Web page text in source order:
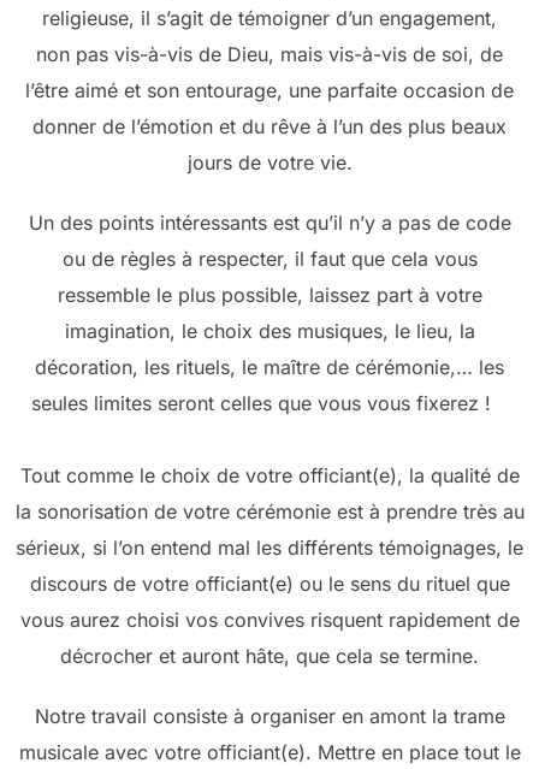
religieuse, il s’agit de témoigner d’un engagement,
non pas vis-à-vis de Dieu, mais vis-à-vis de soi, de
l’être aimé et son entourage, une parfaite occasion de
donner de l’émotion et du rêve à l’un des plus beaux
jours de votre vie.
Un des points intéressants est qu’il n’y a pas de code
ou de règles à respecter, il faut que cela vous
ressemble le plus possible, laissez part à votre
imagination, le choix des musiques, le lieu, la
décoration, les rituels, le maître de cérémonie,… les
seules limites seront celles que vous vous fixerez !
Tout comme le choix de votre officiant(e), la qualité de
la sonorisation de votre cérémonie est à prendre très au
sérieux, si l’on entend mal les différents témoignages, le
discours de votre officiant(e) ou le sens du rituel que
vous aurez choisi vos convives risquent rapidement de
décrocher et auront hâte, que cela se termine.
Notre travail consiste à organiser en amont la trame
musicale avec votre officiant(e). Mettre en place tout le